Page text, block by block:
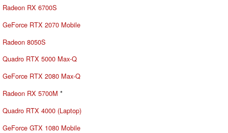
Radeon RX 6700S
GeForce RTX 2070 Mobile
Radeon 8050S
Quadro RTX 5000 Max-Q
GeForce RTX 2080 Max-Q
Radeon RX 5700M *
Quadro RTX 4000 (Laptop)
GeForce GTX 1080 Mobile